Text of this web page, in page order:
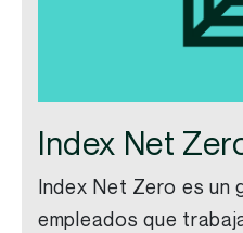
Index Net
Index Net Zero es un
empleados que